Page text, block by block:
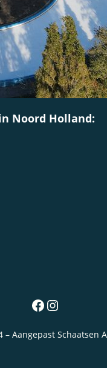
Noord Holland:
Facebook
Instagram
– Aangepast Schaatsen